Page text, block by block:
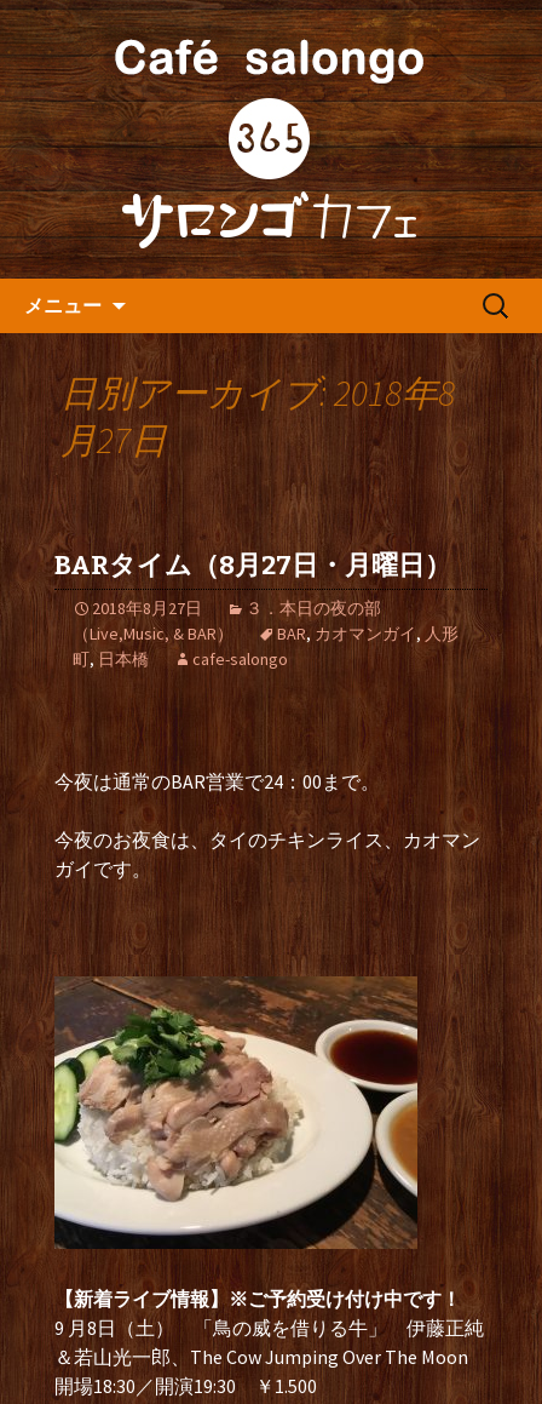
人形町の『365(サロンゴ)カフ
ェ』よりお知らせ
人形町の音楽カフェ『365カフェ』より
最新情報をお届けします。
メニュー
検
日別アーカイブ: 2018年8
月27日
BARタイム（8月27日・月曜日）
2018年8月27日
３．本日の夜の部
（Live,Music, & BAR）
BAR, カオマンガイ, 人形
町, 日本橋 cafe-salongo
今夜は通常のBAR営業で24：00まで。
今夜のお夜食は、タイのチキンライス、カオマン
ガイです。
【新着ライブ情報】※ご予約受け付け中です！
9 月8日（土） 「鳥の威を借りる牛」 伊藤正純
＆若山光一郎、The Cow Jumping Over The Moon
開場18:30／開演19:30 ￥1.500